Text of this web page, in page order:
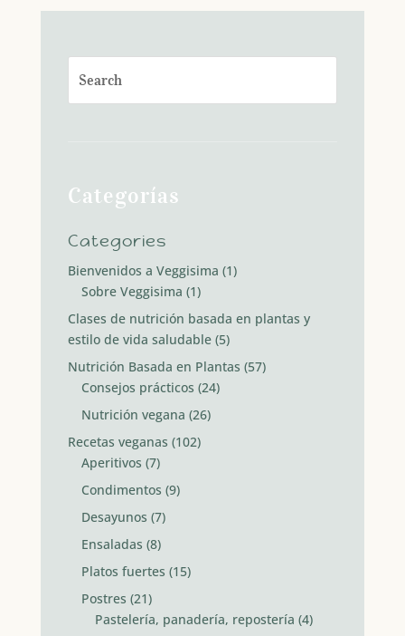
Categorías
Categories
Bienvenidos a Veggisima (1)
Sobre Veggisima (1)
Clases de nutrición basada en plantas y
estilo de vida saludable(5)
Nutrición Basada en Plantas (57)
Consejos prácticos (24)
Nutrición vegana (26)
Recetas veganas (102)
Aperitivos (7)
Condimentos (9)
Desayunos (7)
Ensaladas (8)
Platos fuertes (15)
Postres (21)
Pastelería, panadería, repostería (4)